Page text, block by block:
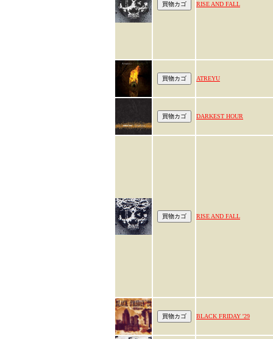
RISE AND FALL
ATREYU
DARKEST HOUR
RISE AND FALL
BLACK FRIDAY '29